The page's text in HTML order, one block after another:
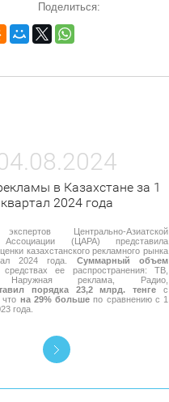
Поделиться:
в Казахстане за 1
квартал 2024 года
Центрально-Азиатской
Ассоциации (ЦАРА) представила
казахстанского рекламного рынка
2024 года. Суммарный объем
ее распространения: ТВ,
Наружная реклама, Радио,
порядка 23,2 млрд. тенге с
на 29% больше по сравнению с 1
года.